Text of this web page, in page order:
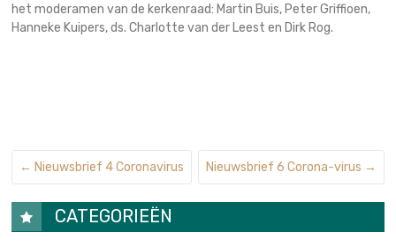
het moderamen van de kerkenraad: Martin Buis, Peter Griffioen,
Hanneke Kuipers, ds. Charlotte van der Leest en Dirk Rog.
← Nieuwsbrief 4 Coronavirus Nieuwsbrief 6 Corona-virus →
CATEGORIEËN